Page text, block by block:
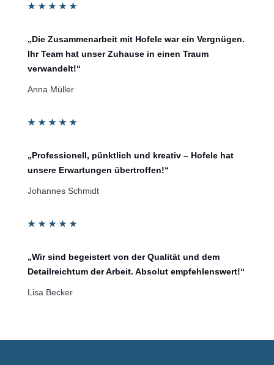
★ ★ ★ ★ ★
„Die Zusammenarbeit mit Hofele war ein Vergnügen.
Ihr Team hat unser Zuhause in einen Traum
verwandelt!“
Anna Müller
★ ★ ★ ★ ★
„Professionell, pünktlich und kreativ – Hofele hat
unsere Erwartungen übertroffen!“
Johannes Schmidt
★ ★ ★ ★ ★
„Wir sind begeistert von der Qualität und dem
Detailreichtum der Arbeit. Absolut empfehlenswert!“
Lisa Becker